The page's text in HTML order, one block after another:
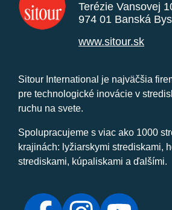
Terézie Vansovej
974 01 Banská
www.sitour.sk
Sitour International je najväčšia
pre technologické inovácie v
ruchu na svete.
Spolupracujeme s viac ako 1000
krajinách: lyžiarskymi strediskami,
strediskami, kúpaliskami a ďalšími.